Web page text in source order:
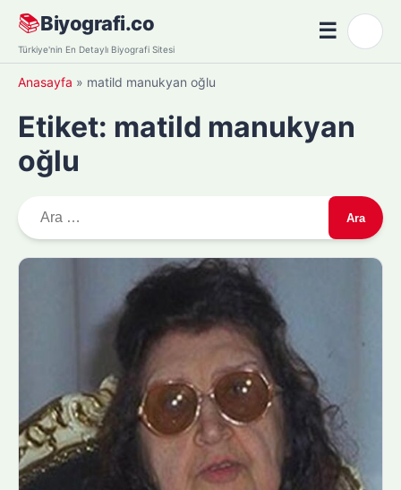
Skip
content
📚Biyografi.co
Türkiye'nin En Detaylı Biyografi Sitesi
☰Menü
Anasayfa » matild manukyan oğlu
Etiket: matild manukyan
oğlu
r